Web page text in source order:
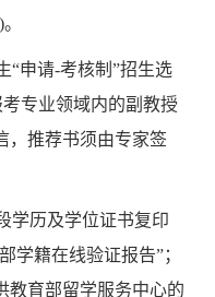
“申请-考核制”招生选
专业领域内的副教授
，推荐书须由专家签
学历及学位证书复印
学籍在线验证报告”；
教育部留学服务中心的